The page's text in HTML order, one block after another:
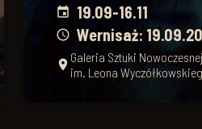
event 19.09-16.11
schedule Wernisaż:
place Galeria Sztuki
im. Leona